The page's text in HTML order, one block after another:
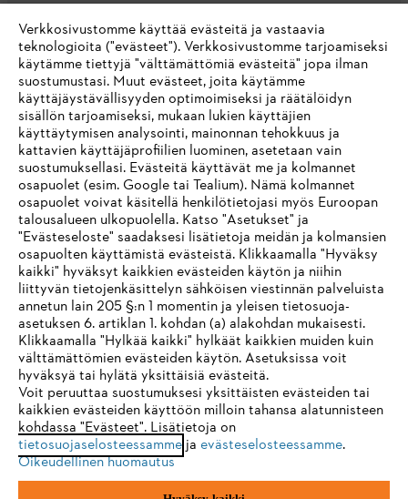
KOTIINKULJETUS
2 - 5 PÄIVÄN TOIMITUSAIKA
30 PÄIVÄN ILMAINEN PALAUTUS
Maksuvaihtoehdot
IHR BROWSER WIRD NICHT
UNTERSTÜTZT
Sie nutzen einen Browser, den wir noch nicht unterstützen. Für
eine optimale Nutzung unserer Seite empfehlen wir Ihnen, zu
einem der folgenden Browser zu wechseln:
Firefox Chrome
Verkkosivustomme käyttää evästeitä ja vastaavia
teknologioita ("evästeet"). Verkkosivustomme tarjoamiseksi
käytämme tiettyjä "välttämättömiä evästeitä" jopa ilman
suostumustasi. Muut evästeet, joita käytämme
käyttäjäystävällisyyden optimoimiseksi ja räätälöidyn
sisällön tarjoamiseksi, mukaan lukien käyttäjien
käyttäytymisen analysointi, mainonnan tehokkuus ja
kattavien käyttäjäprofiilien luominen, asetetaan vain
suostumuksellasi. Evästeitä käyttävät me ja kolmannet
osapuolet (esim. Google tai Tealium). Nämä kolmannet
osapuolet voivat käsitellä henkilötietojasi myös Euroopan
talousalueen ulkopuolella. Katso "Asetukset" ja
"Evästeseloste" saadaksesi lisätietoja meidän ja kolmansien
osapuolten käyttämistä evästeistä. Klikkaamalla "Hyväksy
kaikki" hyväksyt kaikkien evästeiden käytön ja niihin
liittyvän tietojenkäsittelyn sähköisen viestinnän palveluista
annetun lain 205 §:n 1 momentin ja yleisen tietosuoja-
asetuksen 6. artiklan 1. kohdan (a) alakohdan mukaisesti.
Klikkaamalla "Hylkää kaikki" hylkäät kaikkien muiden kuin
välttämättömien evästeiden käytön. Asetuksissa voit
hyväksyä tai hylätä yksittäisiä evästeitä.
Voit peruuttaa suostumuksesi yksittäisten evästeiden tai
kaikkien evästeiden käyttöön milloin tahansa alatunnisteen
kohdassa "Evästeet". Lisätietoja on
tietosuojaselosteessammeja evästeselosteessamme.
Oikeudellinen huomautus